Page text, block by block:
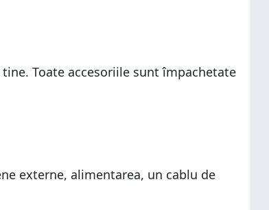
Toate accesoriile sunt împachetate
externe, alimentarea, un cablu de